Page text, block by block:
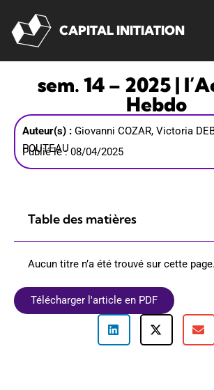
Aller
CAPITAL INITIATION
sem. 14 – 2025 |
Hebdo
Auteur(s) : Giovanni COZAR, Victoria
POUTEAU
Publié le : 08/04/2025
Table des matières
Aucun titre n’a été trouvé sur cette page.
Télécharger l'article en PDF